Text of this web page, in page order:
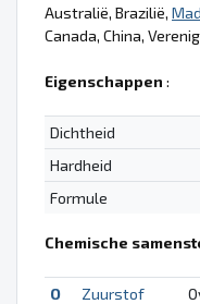
Australië, Brazilië,
Canada, China,
Eigenschappen :
Dichtheid
Hardheid
Formule
Chemische
O Zuurstof